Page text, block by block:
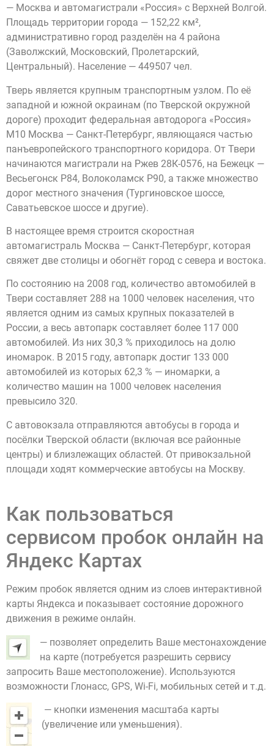
— Москва и автомагистрали «Россия» с Верхней Волгой.
Площадь территории города — 152,22 км²,
административно город разделён на 4 района
(Заволжский, Московский, Пролетарский,
Центральный). Население — 449507 чел.
Тверь является крупным транспортным узлом. По её
западной и южной окраинам (по Тверской окружной
дороге) проходит федеральная автодорога «Россия»
М10 Москва — Санкт-Петербург, являющаяся частью
панъевропейского транспортного коридора. От Твери
начинаются магистрали на Ржев 28К-0576, на Бежецк —
Весьегонск Р84, Волоколамск Р90, а также множество
дорог местного значения (Тургиновское шоссе,
Саватьевское шоссе и другие).
В настоящее время строится скоростная
автомагистраль Москва — Санкт-Петербург, которая
свяжет две столицы и обогнёт город с севера и востока.
По состоянию на 2008 год, количество автомобилей в
Твери составляет 288 на 1000 человек населения, что
является одним из самых крупных показателей в
России, а весь автопарк составляет более 117 000
автомобилей. Из них 30,3 % приходилось на долю
иномарок. В 2015 году, автопарк достиг 133 000
автомобилей из которых 62,3 % — иномарки, а
количество машин на 1000 человек населения
превысило 320.
С автовокзала отправляются автобусы в города и
посёлки Тверской области (включая все районные
центры) и близлежащих областей. От привокзальной
площади ходят коммерческие автобусы на Москву.
Как пользоваться
сервисом пробок онлайн на
Яндекс Картах
Режим пробок является одним из слоев интерактивной
карты Яндекса и показывает состояние дорожного
движения в режиме онлайн.
— позволяет определить Ваше местонахождение
на карте (потребуется разрешить сервису
запросить Ваше местоположение). Используются
возможности Глонасс, GPS, Wi-Fi, мобильных сетей и т.д.
— кнопки изменения масштаба карты
(увеличение или уменьшения).